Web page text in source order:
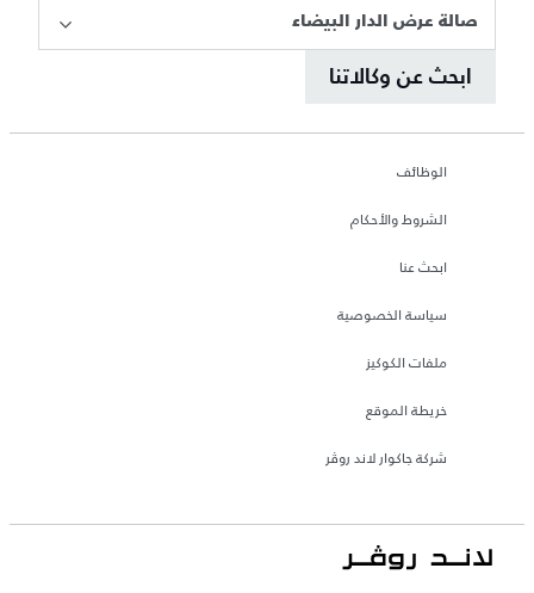
صالة عرض الدار البيضاء
ابحث عن وكالاتنا
الوظائف
الشروط والأحكام
ابحث عنا
سياسة الخصوصية
ملفات الكوكيز
خريطة الموقع
شركة جاكوار لاند روڤر